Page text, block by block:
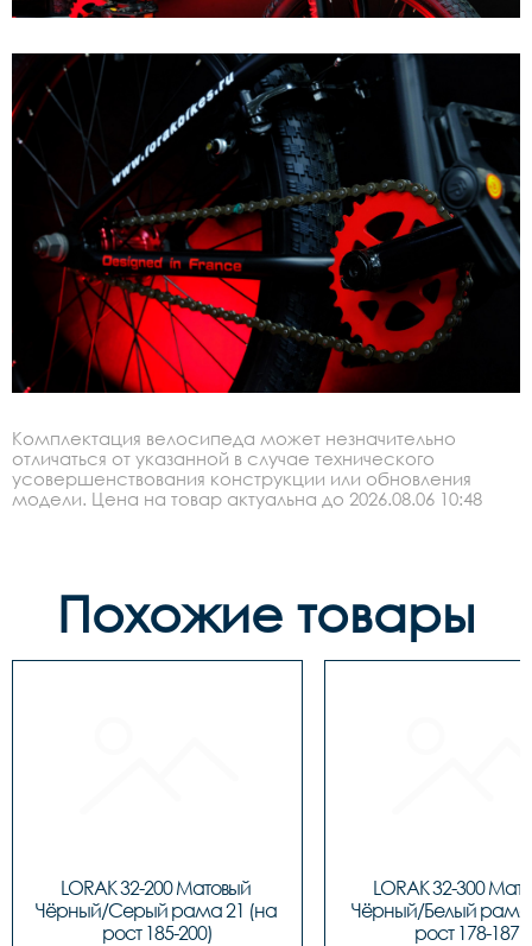
Комплектация велосипеда может незначительно
отличаться от указанной в случае технического
усовершенствования конструкции или обновления
модели. Цена на товар актуальна до 2026.08.06 10:48
Похожие товары
LORAK 32-200 Матовый
Чёрный/Серый рама 21 (на
рост 185-200)
LORAK 32-300
Чёрный/Белый рама
рост 178-187)